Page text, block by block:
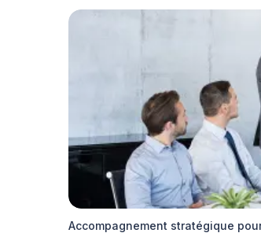
Accompagnement stratégique